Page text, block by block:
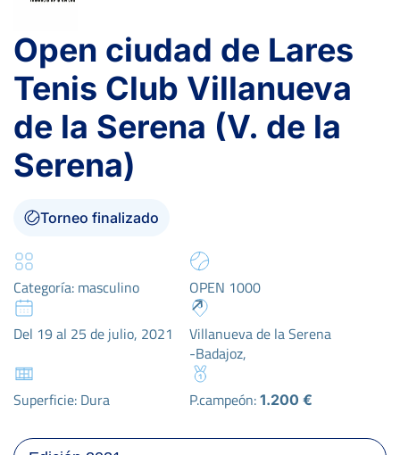
Torneo finalizado
Open ciudad de Lares
Tenis Club Villanueva
de la Serena (V. de la
Serena)
Categoría: masculino OPEN 1000
Del 19 al 25 de julio, 2021
Villanueva de la Serena
-Badajoz,
Superficie: Dura P.campeón: 1.200 €